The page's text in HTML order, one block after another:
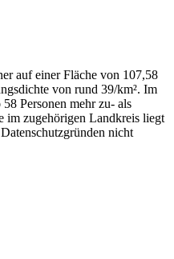
auf einer Fläche von 107,58
von rund 39/km². Im
Personen mehr zu- als
im zugehörigen Landkreis liegt
nicht